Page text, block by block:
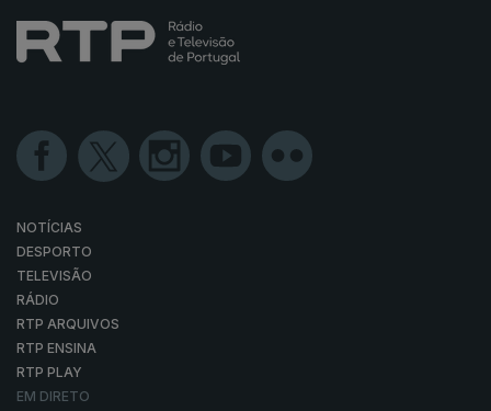
NOTÍCIAS
DESPORTO
TELEVISÃO
RÁDIO
RTP ARQUIVOS
RTP ENSINA
RTP PLAY
EM DIRETO